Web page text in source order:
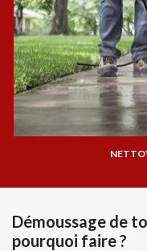
Démoussage de
pourquoi faire ?